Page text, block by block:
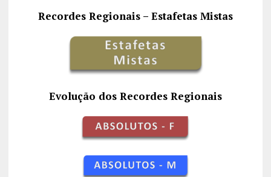
Recordes Regionais – Estafetas Mistas
Evolução dos Recordes Regionais